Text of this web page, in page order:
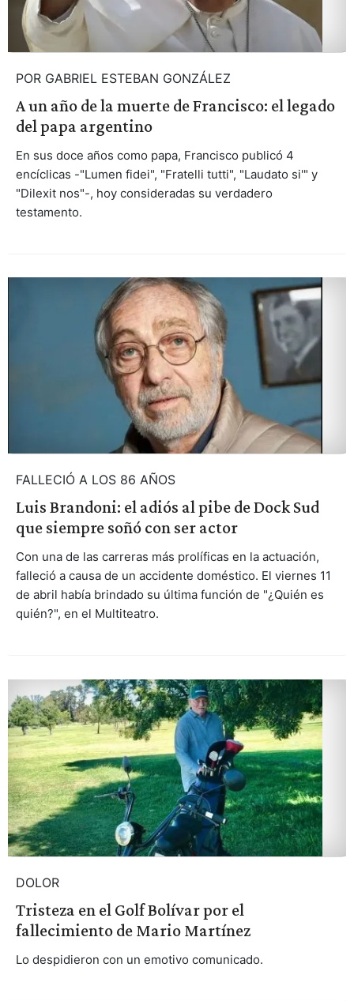
POR GABRIEL ESTEBAN GONZÁLEZ
A un año de la muerte de Francisco: el legado
del papa argentino
En sus doce años como papa, Francisco publicó 4
encíclicas -"Lumen fidei", "Fratelli tutti", "Laudato si'" y
"Dilexit nos"-, hoy consideradas su verdadero
testamento.
FALLECIÓ A LOS 86 AÑOS
Luis Brandoni: el adiós al pibe de Dock Sud
que siempre soñó con ser actor
Con una de las carreras más prolíficas en la actuación,
falleció a causa de un accidente doméstico. El viernes 11
de abril había brindado su última función de "¿Quién es
quién?", en el Multiteatro.
DOLOR
Tristeza en el Golf Bolívar por el
fallecimiento de Mario Martínez
Lo despidieron con un emotivo comunicado.